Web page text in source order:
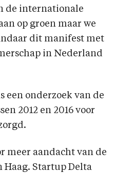
de internationale
op groen maar we
dit manifest met
in Nederland
een onderzoek van de
2012 en 2016 voor
meer aandacht van de
Haag. Startup Delta